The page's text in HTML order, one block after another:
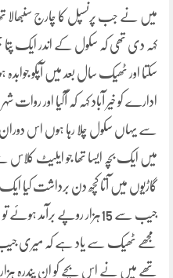
میں نے جب پرنسپل کا چارج سنبھالا
کہہ دی تھی کہ سکول کے اندر ایک
سکتا اور ٹھیک سال بعد میں آپکو
ادارے کو خیر آباد کہہ کہ آگیا اور روات
سے یہاں سکول چلا رہا ہوں اس
میں ایک بچہ ایسا تھا جو ایلیٹ کلاس
گاڑیوں میں آتا کچھ دن برداشت کیا
جیب سے 15ہزار روپے برآمد